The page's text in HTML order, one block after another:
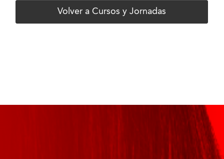
Volver a Cursos y Jornadas